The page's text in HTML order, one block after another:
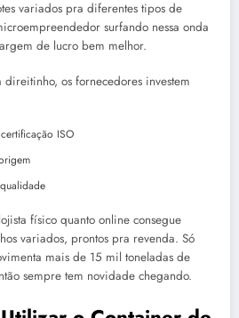
variados pra diferentes tipos de
surfando nessa onda
de lucro bem melhor.
os fornecedores investem
ISO
físico quanto online consegue
variados, prontos pra revenda. Só
mais de 15 mil toneladas de
sempre tem novidade chegando.